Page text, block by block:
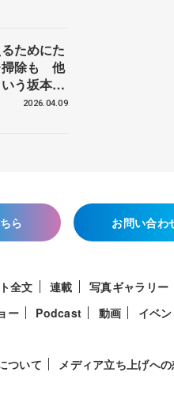
ためにた
掃除も 他
う坂本花
2026.04.09
ら お問い合わ
全文 連載 写真ギャラリー
ー Podcast 動画 イベン
ついて メディア立ち上げへ